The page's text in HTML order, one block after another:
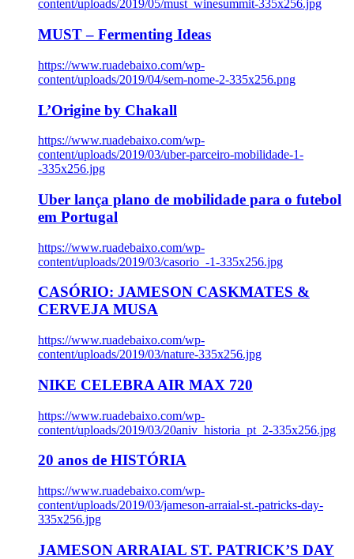
content/uploads/2019/05/must_winesummit-335x256.jpg
MUST – Fermenting Ideas
https://www.ruadebaixo.com/wp-
content/uploads/2019/04/sem-nome-2-335x256.png
L’Origine by Chakall
https://www.ruadebaixo.com/wp-
content/uploads/2019/03/uber-parceiro-mobilidade-1-
-335x256.jpg
Uber lança plano de mobilidade para o futebol
em Portugal
https://www.ruadebaixo.com/wp-
content/uploads/2019/03/casorio_-1-335x256.jpg
CASÓRIO: JAMESON CASKMATES &
CERVEJA MUSA
https://www.ruadebaixo.com/wp-
content/uploads/2019/03/nature-335x256.jpg
NIKE CELEBRA AIR MAX 720
https://www.ruadebaixo.com/wp-
content/uploads/2019/03/20aniv_historia_pt_2-335x256.jpg
20 anos de HISTÓRIA
https://www.ruadebaixo.com/wp-
content/uploads/2019/03/jameson-arraial-st.-patricks-day-
335x256.jpg
JAMESON ARRAIAL ST. PATRICK’S DAY